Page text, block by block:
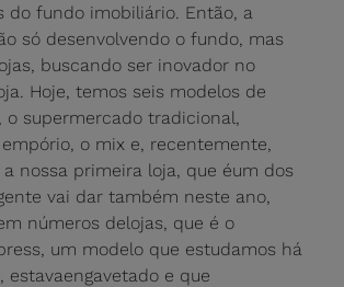
do fundo imobiliário. Então, a
só desenvolvendo o fundo, mas
buscando ser inovador no
Hoje, temos seis modelos de
o supermercado tradicional,
o mix e, recentemente,
a nossa primeira loja, que éum dos
vai dar também neste ano,
números delojas, que é o
um modelo que estudamos há
estavaengavetado e que